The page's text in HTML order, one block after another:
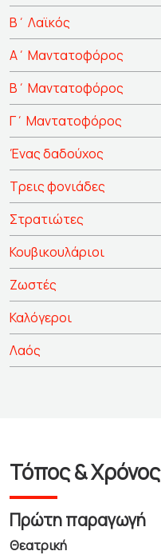
Β΄ Λαϊκός
Α΄ Μαντατοφόρος
Β΄ Μαντατοφόρος
Γ΄ Μαντατοφόρος
Ένας δαδούχος
Τρεις φονιάδες
Στρατιώτες
Κουβικουλάριοι
Ζωστές
Καλόγεροι
Λαός
Τόπος & Χρόνος
Πρώτη παραγωγή
Θεατρική